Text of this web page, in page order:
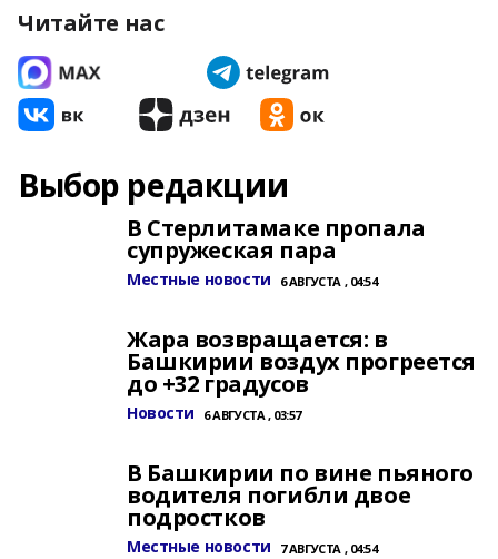
Читайте нас
Выбор редакции
В Стерлитамаке пропала
супружеская пара
Местные новости 6 АВГУСТА , 04:54
Жара возвращается: в
Башкирии воздух прогреется
до +32 градусов
Новости 6 АВГУСТА , 03:57
В Башкирии по вине пьяного
водителя погибли двое
подростков
Местные новости 7 АВГУСТА , 04:54